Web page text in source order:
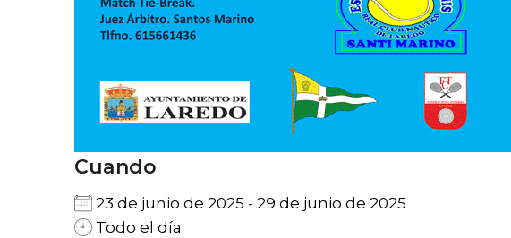
Cuando
23 de junio de 2025 - 29 de junio de 2025
Todo el día